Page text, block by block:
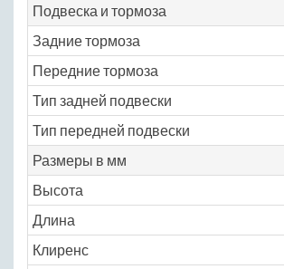
Подвеска и тормоза
Задние тормоза
Передние тормоза
Тип задней подвески
Тип передней подвески
Размеры в мм
Высота
Длина
Клиренс